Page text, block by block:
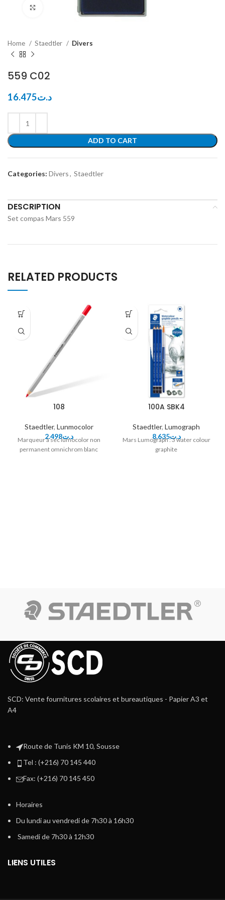
Click to enlarge
Home Staedtler Divers
559 C02
د.ت16.475
ADD TO CART
Categories: Divers, Staedtler
DESCRIPTION
Set compas Mars 559
RELATED PRODUCTS
108
Staedtler, Lunmocolor
د.ت2.498
Marqueur à sec lumocolor non
permanent omnichrom blanc
100A SBK4
Staedtler, Lumograph
د.ت8.635
Mars Lumograph : 3 water colour
graphite
SCD: Vente fournitures scolaires et bureautiques - Papier A3 et
A4
Route de Tunis KM 10, Sousse
Tel : (+216) 70 145 440
Fax: (+216) 70 145 450
Horaires
Du lundi au vendredi de 7h30 à 16h30
Samedi de 7h30 à 12h30
LIENS UTILES